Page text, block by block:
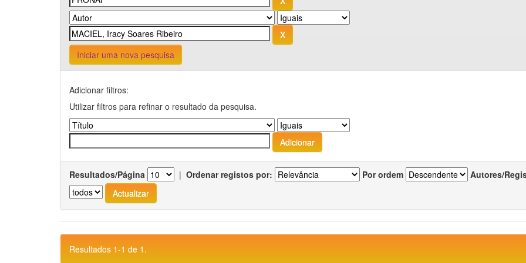
Iniciar uma nova pesquisa
Adicionar filtros:
Utilizar filtros para refinar o resultado da pesquisa.
Resultados/Página | Ordenar registos por: Por ordem Autores/
Resultados 1-1 de 1.